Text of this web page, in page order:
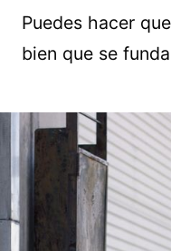
Puedes hacer
bien que se